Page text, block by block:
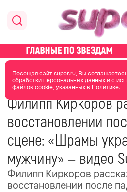
Посещая сайт super.ru, Вы
обработки персональных данныхи с
файлов cookie, указанных в Политике.
главная новости о звездах
22 октября 2025 17:36
Филипп Киркоров
восстановлении
сцене: «Шрамы
мужчину» — видео
Филипп Киркоров
восстановлении после